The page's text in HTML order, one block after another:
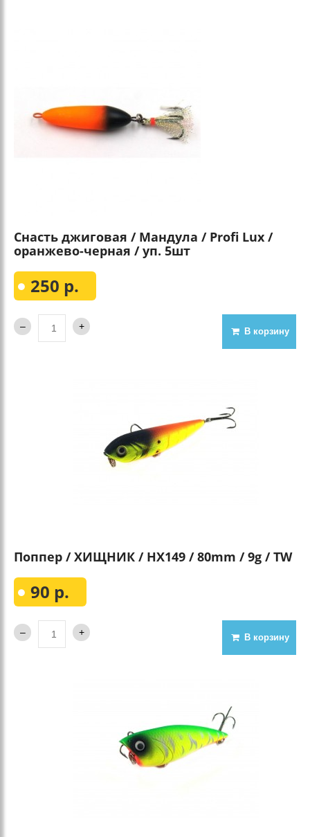
Снасть джиговая / Мандула / Profi Lux /
оранжево-черная / уп. 5шт
250 р.
В корзину
Поппер / ХИЩНИК / HX149 / 80mm / 9g / TW
90 р.
В корзину